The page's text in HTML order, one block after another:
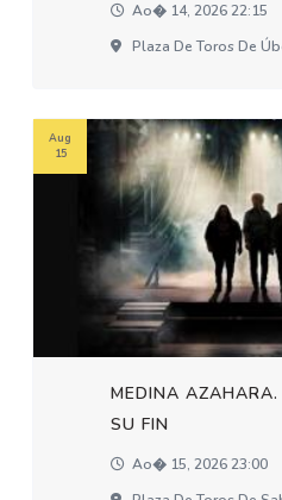
Ao� 14, 2026 22:15
Plaza De Toros De
MEDINA
SU FIN
Ao� 15, 2026 23:00
Aug
15